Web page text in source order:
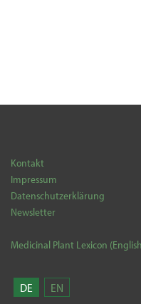
Kontakt
Impressum
Datenschutzerklärung
Newsletter
Medicinal Plant Lexicon
DE EN